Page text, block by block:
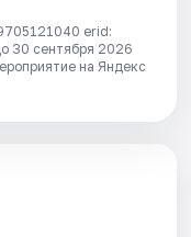
erid:
30 сентября 2026
на Яндекс